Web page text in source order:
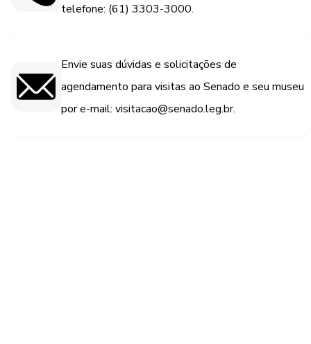
telefone: (61) 3303-3000.
Envie suas dúvidas e solicitações de
agendamento para visitas ao Senado e seu museu
por e-mail: visitacao@senado.leg.br.